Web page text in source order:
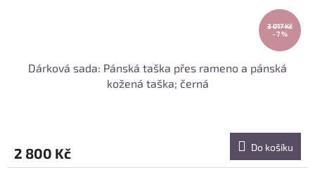
3 017 Kč
–7 %
Dárková sada: Pánská taška přes rameno a pánská
kožená taška; černá
2 800 Kč Do košíku